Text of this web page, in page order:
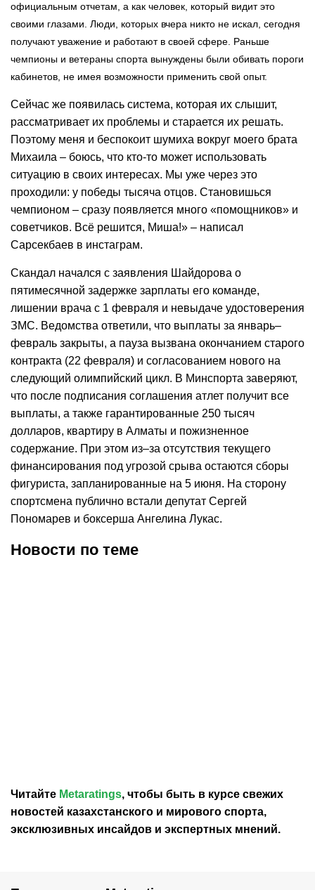
официальным отчетам, а как человек, который видит это
своими глазами. Люди, которых вчера никто не искал, сегодня
получают уважение и работают в своей сфере. Раньше
чемпионы и ветераны спорта вынуждены были обивать пороги
кабинетов, не имея возможности применить свой опыт.
Сейчас же появилась система, которая их слышит,
рассматривает их проблемы и старается их решать.
Поэтому меня и беспокоит шумиха вокруг моего брата
Михаила – боюсь, что кто-то может использовать
ситуацию в своих интересах. Мы уже через это
проходили: у победы тысяча отцов. Становишься
чемпионом – сразу появляется много «помощников» и
советчиков. Всё решится, Миша!» – написал
Сарсекбаев в инстаграм.
Скандал начался с заявления Шайдорова о
пятимесячной задержке зарплаты его команде,
лишении врача с 1 февраля и невыдаче удостоверения
ЗМС. Ведомства ответили, что выплаты за январь–
февраль закрыты, а пауза вызвана окончанием старого
контракта (22 февраля) и согласованием нового на
следующий олимпийский цикл. В Минспорта заверяют,
что после подписания соглашения атлет получит все
выплаты, а также гарантированные 250 тысяч
долларов, квартиру в Алматы и пожизненное
содержание. При этом из–за отсутствия текущего
финансирования под угрозой срыва остаются сборы
фигуриста, запланированные на 5 июня. На сторону
спортсмена публично встали депутат Сергей
Пономарев и боксерша Ангелина Лукас.
Новости по теме
Читайте Metaratings, чтобы быть в курсе свежих
новостей казахстанского и мирового спорта,
эксклюзивных инсайдов и экспертных мнений.